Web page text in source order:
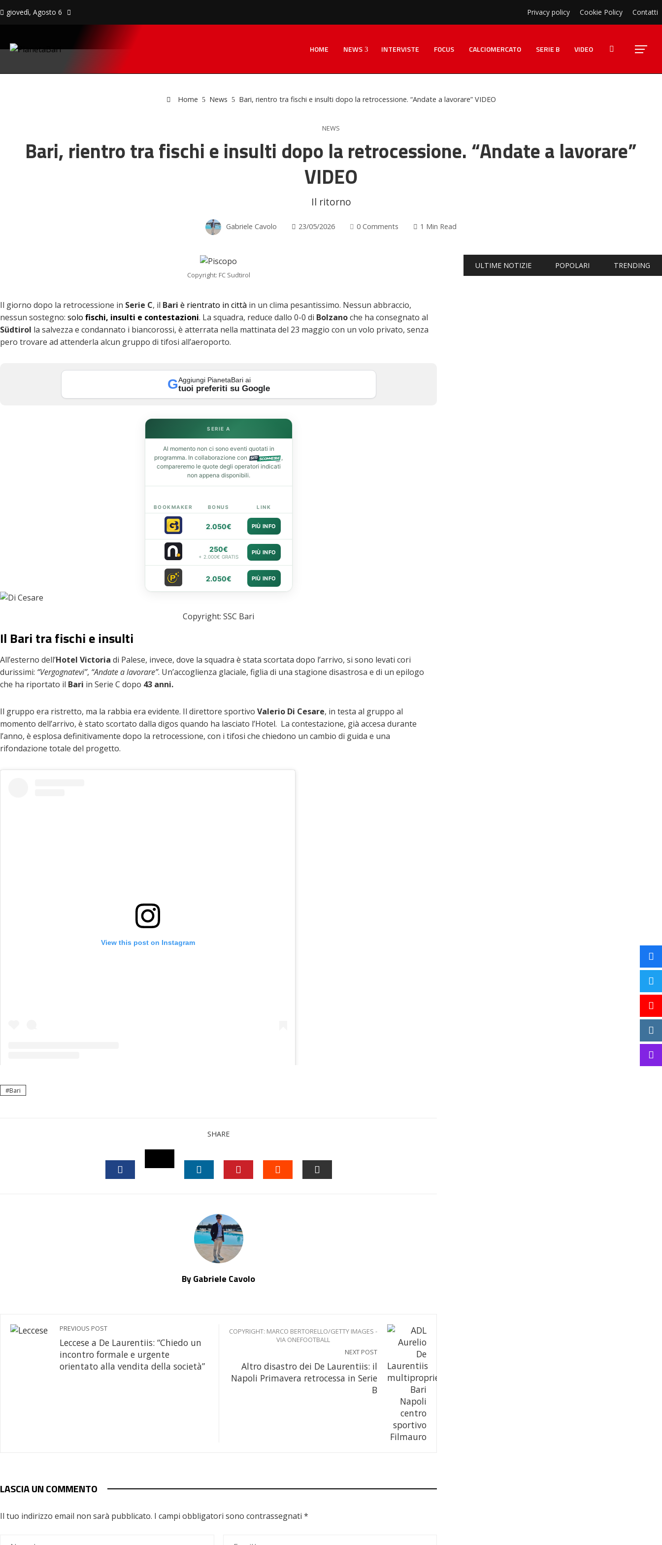
giovedì, Agosto 6 Privacy policy Cookie Policy Contatti
HOME NEWS INTERVISTE FOCUS CALCIOMERCATO SERIE B VIDEO
Home News Bari, rientro tra fischi e insulti dopo la retrocessione. “Andate a lavorare” VIDEO
NEWS
Bari, rientro tra fischi e insulti dopo la retrocessione. “Andate a lavorare”
VIDEO
Il ritorno
Gabriele Cavolo 23/05/2026 0 Comments 1 Min Read
Copyright: FC Sudtirol
Il giorno dopo la retrocessione in Serie C, il Bari è rientrato in città in un clima pesantissimo. Nessun abbraccio,
nessun sostegno: solo fischi, insulti e contestazioni. La squadra, reduce dallo 0-0 di Bolzanoche ha consegnato al
Südtirol la salvezza e condannato i biancorossi, è atterrata nella mattinata del 23 maggio con un volo privato, senza
pero trovare ad attenderla alcun gruppo di tifosi all’aeroporto.
GAggiungi PianetaBari ai
tuoi preferiti su Google
SERIE A
Al momento non ci sono eventi quotati in
programma. In collaborazione con
,
compareremo le quote degli operatori indicati
non appena disponibili.
BOOKMAKER BONUS LINK
2.050€ PIÙ INFO
250€
+ 2.000€ GRATIS
PIÙ INFO
2.050€ PIÙ INFO
Copyright: SSC Bari
Il Bari tra fischi e insulti
All’esterno dell’Hotel Victoria di Palese, invece, dove la squadra è stata scortata dopo l’arrivo, si sono levati cori
durissimi: “Vergognatevi”, “Andate a lavorare”. Un’accoglienza glaciale, figlia di una stagione disastrosa e di un epilogo
che ha riportato il Bari in Serie C dopo 43 anni.
Il gruppo era ristretto, ma la rabbia era evidente. Il direttore sportivo Valerio Di Cesare, in testa al gruppo al
momento dell’arrivo, è stato scortato dalla digos quando ha lasciato l’Hotel. La contestazione, già accesa durante
l’anno, è esplosa definitivamente dopo la retrocessione, con i tifosi che chiedono un cambio di guida e una
rifondazione totale del progetto.
View this post on Instagram
Bari
SHARE
TWITTER
By Gabriele Cavolo
PREVIOUS POST
Leccese a De Laurentiis: “Chiedo un
incontro formale e urgente
orientato alla vendita della società”
COPYRIGHT: MARCO BERTORELLO/GETTY IMAGES -
VIA ONEFOOTBALL
NEXT POST
Altro disastro dei De Laurentiis: il
Napoli Primavera retrocessa in Serie
B
LASCIA UN COMMENTO
Il tuo indirizzo email non sarà pubblicato. I campi obbligatori sono contrassegnati *
ULTIME NOTIZIE POPOLARI TRENDING